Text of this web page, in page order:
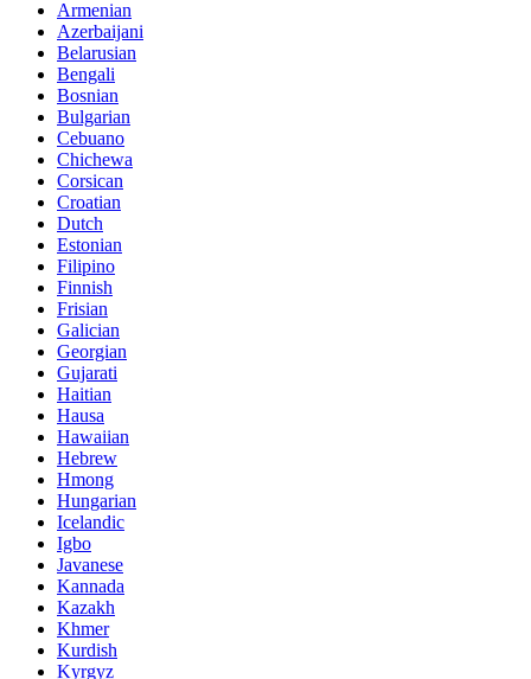
Armenian
Azerbaijani
Belarusian
Bengali
Bosnian
Bulgarian
Cebuano
Chichewa
Corsican
Croatian
Dutch
Estonian
Filipino
Finnish
Frisian
Galician
Georgian
Gujarati
Haitian
Hausa
Hawaiian
Hebrew
Hmong
Hungarian
Icelandic
Igbo
Javanese
Kannada
Kazakh
Khmer
Kurdish
Kyrgyz